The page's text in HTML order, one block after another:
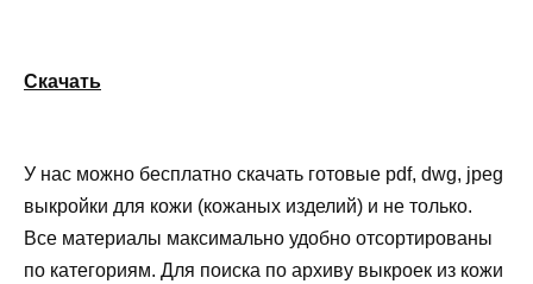
Скачать
У нас можно бесплатно скачать готовые pdf, dwg, jpeg
выкройки для кожи (кожаных изделий) и не только.
Все материалы максимально удобно отсортированы
по категориям. Для поиска по архиву выкроек из кожи